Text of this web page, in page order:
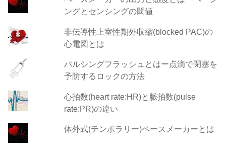
ングとセンシングの閾値
非伝導性上室性期外収縮(blocked PAC)の
心電図とは
パルシングフラッシュとはー点滴で閉塞を
予防するロックの方法
心拍数(heart rate:HR)と脈拍数(pulse
rate:PR)の違い
体外式(テンポラリー)ペースメーカーとは